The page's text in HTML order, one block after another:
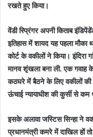
रखते हुए किया।
वेंडी स्प्रिंगर अपनी किताब
इतिहास में शायद यह पहला मौका
कोर्ट के वकीलों ने किया। इंदिरा
मानव शृंखला बना ली. एक गवाह
कठघरे में बैठने के लिए वकीलों
ऊंचाई न्यायाधीश की कुर्सी से कम
इसके अलावा जस्टिस सिन्हा ने
प्रधानमंत्री कमरे में दाखिल हों